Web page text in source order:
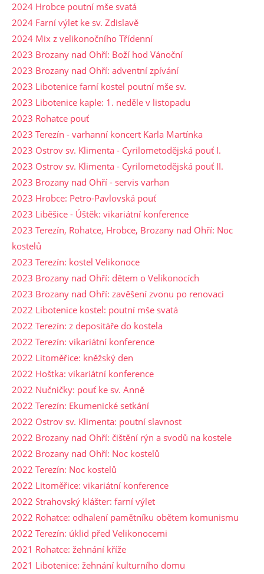
2024 Hrobce poutní mše svatá
2024 Farní výlet ke sv. Zdislavě
2024 Mix z velikonočního Třídenní
2023 Brozany nad Ohří: Boží hod Vánoční
2023 Brozany nad Ohří: adventní zpívání
2023 Libotenice farní kostel poutní mše sv.
2023 Libotenice kaple: 1. neděle v listopadu
2023 Rohatce pouť
2023 Terezín - varhanní koncert Karla Martínka
2023 Ostrov sv. Klimenta - Cyrilometodějská pouť I.
2023 Ostrov sv. Klimenta - Cyrilometodějská pouť II.
2023 Brozany nad Ohří - servis varhan
2023 Hrobce: Petro-Pavlovská pouť
2023 Liběšice - Úštěk: vikariátní konference
2023 Terezín, Rohatce, Hrobce, Brozany nad Ohří: Noc
kostelů
2023 Terezín: kostel Velikonoce
2023 Brozany nad Ohří: dětem o Velikonocích
2023 Brozany nad Ohří: zavěšení zvonu po renovaci
2022 Libotenice kostel: poutní mše svatá
2022 Terezín: z depositáře do kostela
2022 Terezín: vikariátní konference
2022 Litoměřice: kněžský den
2022 Hoštka: vikariátní konference
2022 Nučničky: pouť ke sv. Anně
2022 Terezín: Ekumenické setkání
2022 Ostrov sv. Klimenta: poutní slavnost
2022 Brozany nad Ohří: čištění rýn a svodů na kostele
2022 Brozany nad Ohří: Noc kostelů
2022 Terezín: Noc kostelů
2022 Litoměřice: vikariátní konference
2022 Strahovský klášter: farní výlet
2022 Rohatce: odhalení pamětníku obětem komunismu
2022 Terezín: úklid před Velikonocemi
2021 Rohatce: žehnání kříže
2021 Libotenice: žehnání kulturního domu